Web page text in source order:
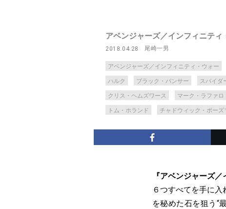
アベンジャーズ／インフィニティ
2018.04.28 尾崎一男
アベンジャーズ／インフィニティ・ウォー
ハルク ブラック・パンサー スパイダ
クリス・ヘムズワース マーク・ラファロ
トム・ホランド チャドウィック・ボーズ
『アベンジャーズ
６つすべてを手に
を秘めた石を狙う“